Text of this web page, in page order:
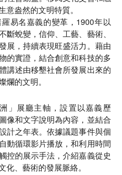
盎然的文明特質。
易名嘉義的變革，1900年以
斷蛻變，信仰、工藝、藝術、
展，持續表現旺盛活力。藉由
的實證，結合創意和科技的多
講述由移墾社會所發展出來的
爛的文明。
」展廳主軸，設置以嘉義歷
像和文字說明為內容，並結合
計之年表。依據議題事件與個
動循環影片播放，和利用時間
控的展示手法，介紹嘉義從史
、藝術的發展脈絡。